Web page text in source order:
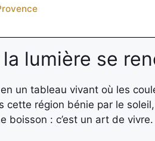
lumière se
un tableau vivant où les
cette région bénie par le
boisson : c’est un art de vivre.